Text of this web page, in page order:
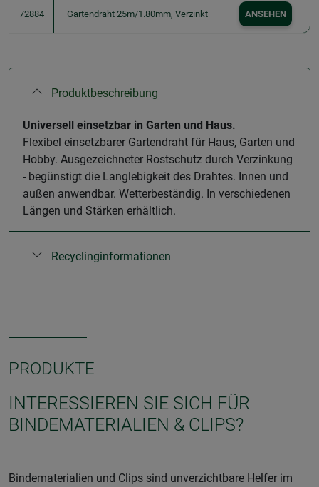
72884 Gartendraht 25m/1.80mm, Verzinkt ANSEHEN
Produktbeschreibung
Universell einsetzbar in Garten und Haus.
Flexibel einsetzbarer Gartendraht für Haus, Garten und
Hobby. Ausgezeichneter Rostschutz durch Verzinkung
- begünstigt die Langlebigkeit des Drahtes. Innen und
außen anwendbar. Wetterbeständig. In verschiedenen
Längen und Stärken erhältlich.
Recyclinginformationen
PRODUKTE
INTERESSIEREN SIE SICH FÜR
BINDEMATERIALIEN & CLIPS?
Bindematerialien und Clips sind unverzichtbare Helfer im